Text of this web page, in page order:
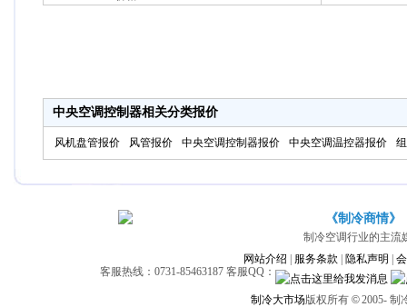
中央空调控制器相关分类报价
风机盘管报价 风管报价 中央空调控制器报价 中央空调温控器报价
《制冷商情》
制冷空调行业的主流
网站介绍
服务条款 隐私声明
客服热线：0731-85463187 客服QQ：
制冷大市场版权所有 ©2005-制